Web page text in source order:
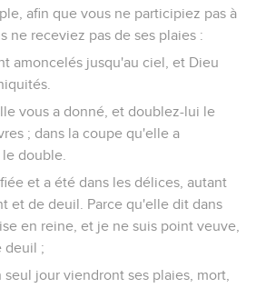
afin que vous ne participiez pas à
ne receviez pas de ses plaies :
amoncelés jusqu'au ciel, et Dieu
vous a donné, et doublez-lui le
; dans la coupe qu'elle a
double.
et a été dans les délices, autant
et de deuil. Parce qu'elle dit dans
en reine, et je ne suis point veuve,
deuil ;
jour viendront ses plaies, mort,